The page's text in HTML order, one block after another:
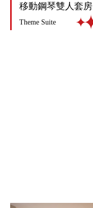
移動鋼琴雙人套房
Theme Suite